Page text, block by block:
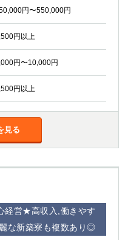
円〜550,000円
円以上
円〜10,000円
円以上
見る
経営★高収入,働きやす
な新築寮も複数あり◎